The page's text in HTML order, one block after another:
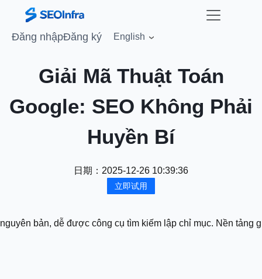
Đăng nhậpĐăng ký English
Giải Mã Thuật Toán
Google: SEO Không Phải
Huyền Bí
日期： 2025-12-26 10:39:36
立即试用
bản, dễ được công cụ tìm kiếm lập chỉ mục.